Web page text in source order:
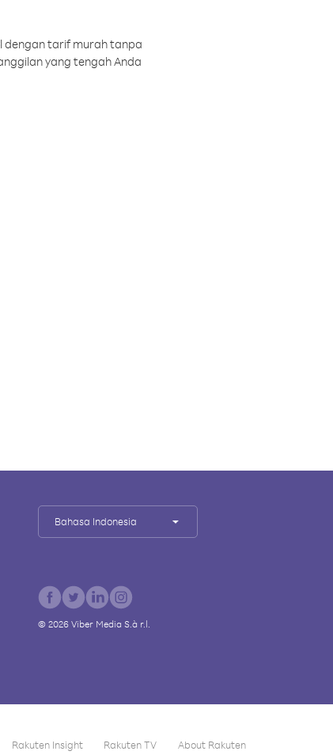
dengan tarif murah tanpa
yang tengah Anda
Bahasa Indonesia
© 2026 Viber Media S.à r.l.
Rakuten Insight Rakuten TV About Rakuten